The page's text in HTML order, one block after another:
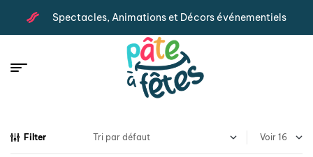
Spectacles, Animations et Décors événementiels
Filter Voir